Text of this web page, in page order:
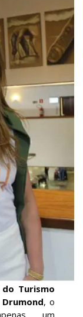
do Turismo
Drumond, o
um